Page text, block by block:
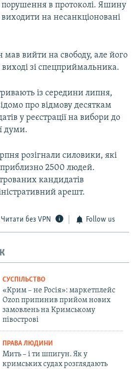
порушення в протоколі. Яшину
на несанкціоновані
мав вийти на свободу, але його
зі спецприймальника.
із середини липня,
про відмову десяткам
у реєстрації на вибори до
думи.
розігнали силовики, які
2500 людей.
кандидатів
арешт.
Читати без VPN Follow us
СУСПІЛЬСТВО
«Крим – не Росія»: маркетплейс
Ozon припинив прийом нових
замовлень на Кримському
півострові
ПРАВА ЛЮДИНИ
Мить – і ти шпигун. Як у
кримських судах розглядають